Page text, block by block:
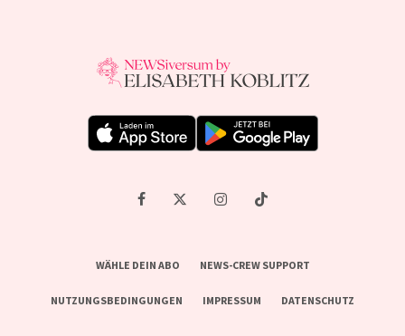
WÄHLE DEIN ABO NEWS-CREW SUPPORT
NUTZUNGSBEDINGUNGEN IMPRESSUM DATENSCHUTZ